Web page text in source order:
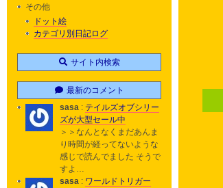
その他
ドット絵
カテゴリ別日記ログ
サイト内検索
最新のコメント
sasa : テイルズオブシリー
ズが大型セール中
＞＞なんとなくまだあんま
り時間が経ってないような
感じで読んでました そうで
すよ…
sasa : ワールドトリガー